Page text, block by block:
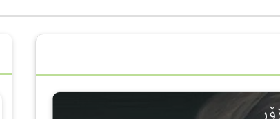
ئجازەی قورئان خوێندن
جوان خوێندنەوەی سوڕەتی
فاتیحە